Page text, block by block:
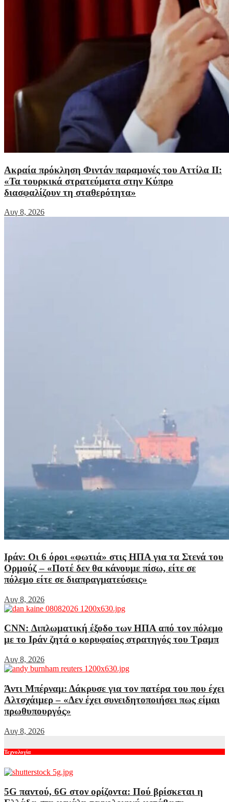
Ακραία πρόκληση Φιντάν παραμονές του Αττίλα ΙΙ:
«Τα τουρκικά στρατεύματα στην Κύπρο
διασφαλίζουν τη σταθερότητα»
Αυγ 8, 2026
Ιράν: Οι 6 όροι «φωτιά» στις ΗΠΑ για τα Στενά του
Ορμούζ – «Ποτέ δεν θα κάνουμε πίσω, είτε σε
πόλεμο είτε σε διαπραγματεύσεις»
Αυγ 8, 2026
CNN: Διπλωματική έξοδο των ΗΠΑ από τον πόλεμο
με το Ιράν ζητά ο κορυφαίος στρατηγός του Τραμπ
Αυγ 8, 2026
Άντι Μπέρναμ: Δάκρυσε για τον πατέρα του που έχει
Αλτσχάιμερ – «Δεν έχει συνειδητοποιήσει πως είμαι
πρωθυπουργός»
Αυγ 8, 2026
Τεχνολογία
5G παντού, 6G στον ορίζοντα: Πού βρίσκεται η